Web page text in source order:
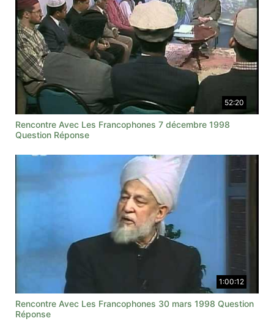
52:20
Rencontre Avec Les Francophones 7 décembre 1998
Question Réponse
1:00:12
Rencontre Avec Les Francophones 30 mars 1998 Question
Réponse